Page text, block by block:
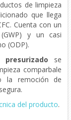
de limpieza
que llega
Cuenta con un
y un casi
(ODP).
presurizado se
comparbale
la remoción de
del producto.